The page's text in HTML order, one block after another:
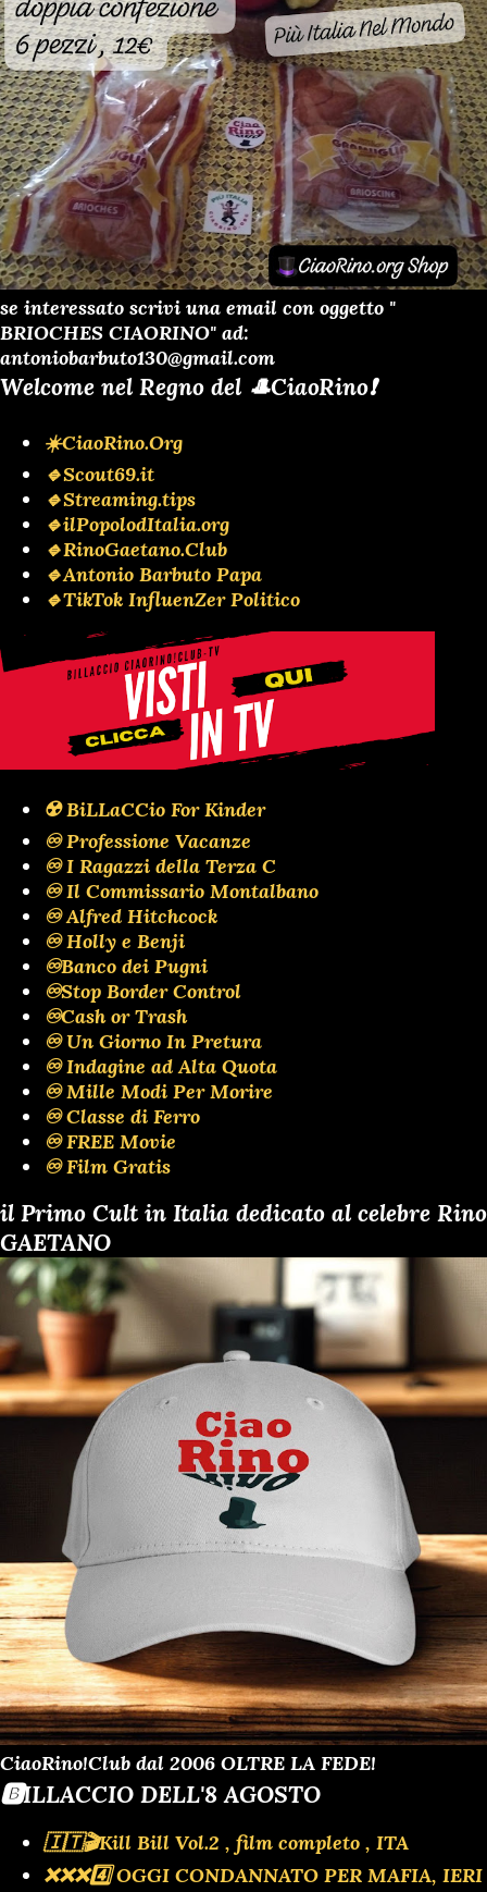
se interessato scrivi una email con oggetto "
BRIOCHES CIAORINO" ad:
antoniobarbuto130@gmail.com
Welcome nel Regno del 🎩CiaoRino❗️
☀️CiaoRino.Org
🔹Scout69.it
🔹Streaming.tips
🔹ilPopolodItalia.org
🔹RinoGaetano.Club
🔹Antonio Barbuto Papa
🔹TikTok InfluenZer Politico
☢️ BiLLaCCio For Kinder
♾️ Professione Vacanze
♾️ I Ragazzi della Terza C
♾️ Il Commissario Montalbano
♾️ Alfred Hitchcock
♾️ Holly e Benji
♾️Banco dei Pugni
♾️Stop Border Control
♾️Cash or Trash
♾️ Un Giorno In Pretura
♾️ Indagine ad Alta Quota
♾️ Mille Modi Per Morire
♾️ Classe di Ferro
♾️ FREE Movie
♾️ Film Gratis
il Primo Cult in Italia dedicato al celebre Rino
GAETANO
CiaoRino!Club dal 2006 OLTRE LA FEDE!
🅱️ILLACCIO DELL'8 AGOSTO
🇮🇹🎬Kill Bill Vol.2 , film completo , ITA
❌️❌️❌️4️⃣ OGGI CONDANNATO PER MAFIA, IERI